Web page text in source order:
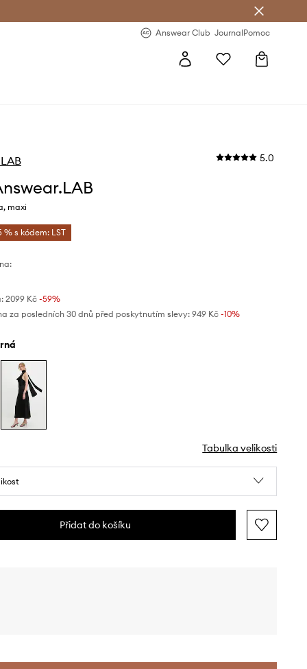
Answear Club JournalPomoc
5.0
maxi
% s kódem: LST
2099 Kč-59%
za posledních 30 dnů před poskytnutím slevy: 949 Kč -10%
Tabulka velikosti
Přidat do košíku